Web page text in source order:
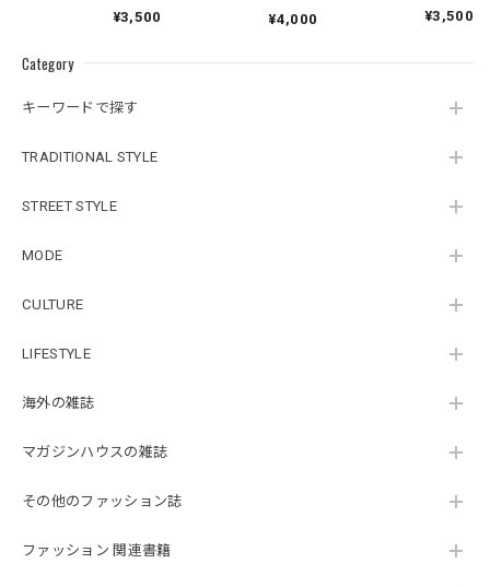
Category
キーワードで探す
TRADITIONAL STYLE
STREET STYLE
MODE
CULTURE
LIFESTYLE
海外の雑誌
マガジンハウスの雑誌
その他のファッション誌
ファッション 関連書籍
¥3,500 ¥4,000 ¥3,500